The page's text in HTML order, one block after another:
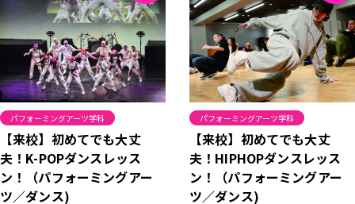
パフォーミングアーツ学科
【来校】初めてでも大丈
夫！K-POPダンスレッス
ン！（パフォーミングアー
ツ／ダンス)
パフォーミングアーツ学科
【来校】初めてでも大丈
夫！HIPHOPダンスレッス
ン！（パフォーミングアー
ツ／ダンス)